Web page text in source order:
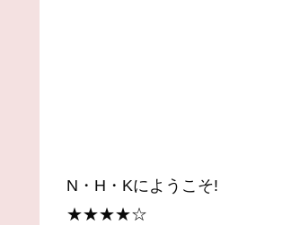
N・H・Kにようこそ!
★★★★☆